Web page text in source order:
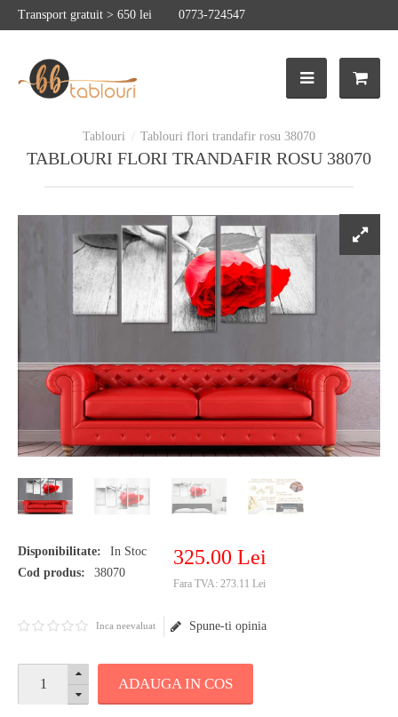
Transport gratuit > 650 lei 0773-724547
Tablouri flori trandafir rosu 38070
TABLOURI FLORI TRANDAFIR ROSU 38070
Disponibilitate:
In Stoc
Cod produs:
38070
325.00 Lei
Fara TVA: 273.11 Lei
Inca neevaluat Spune-ti opinia
ADAUGA IN COS